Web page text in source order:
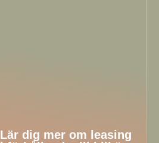
Lär dig mer om leasing